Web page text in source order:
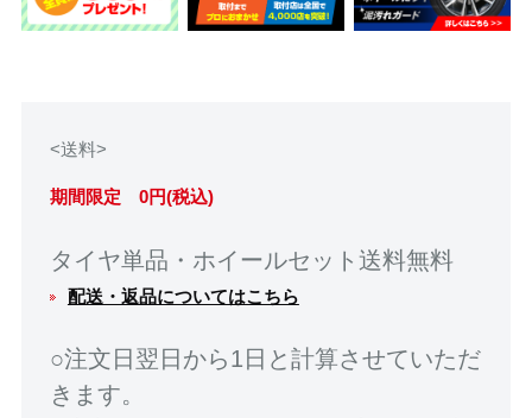
<送料>
期間限定 0円(税込)
タイヤ単品・ホイールセット送料無料
配送・返品についてはこちら
○注文日翌日から1日と計算させていただ
きます。